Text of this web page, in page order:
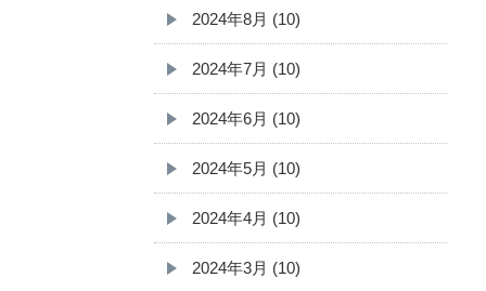
2024年8月 (10)
2024年7月 (10)
2024年6月 (10)
2024年5月 (10)
2024年4月 (10)
2024年3月 (10)